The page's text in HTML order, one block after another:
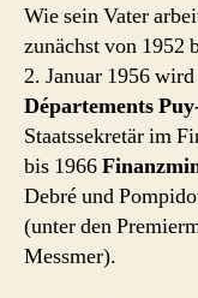
Wie sein Vater
zunächst von 1952
2. Januar 1956
Départements
Staatssekretär im
bis 1966
Debré und
(unter den
Messmer).